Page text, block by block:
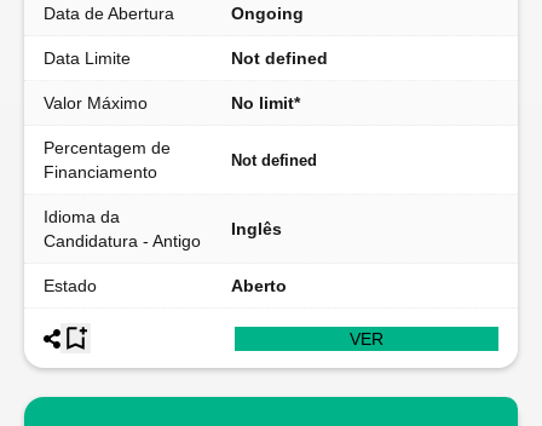
Data de Abertura Ongoing
Data Limite Not defined
Valor Máximo No limit*
Percentagem de
Financiamento
Not defined
Idioma da
Candidatura - Antigo
Inglês
Estado Aberto
VER